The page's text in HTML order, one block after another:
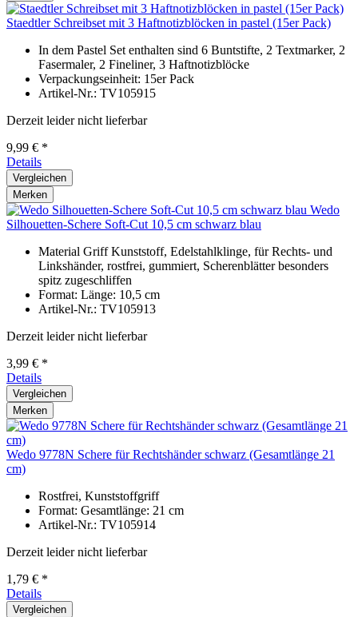
Staedtler Schreibset mit 3 Haftnotizblöcken in pastel (15er Pack)
In dem Pastel Set enthalten sind 6 Buntstifte, 2 Textmarker, 2
Fasermaler, 2 Fineliner, 3 Haftnotizblöcke
Verpackungseinheit: 15er Pack
Artikel-Nr.: TV105915
Derzeit leider nicht lieferbar
9,99 € *
Details
Vergleichen
Merken
Wedo
Silhouetten-Schere Soft-Cut 10,5 cm schwarz blau
Material Griff Kunststoff, Edelstahlklinge, für Rechts- und
Linkshänder, rostfrei, gummiert, Scherenblätter besonders
spitz zugeschliffen
Format: Länge: 10,5 cm
Artikel-Nr.: TV105913
Derzeit leider nicht lieferbar
3,99 € *
Details
Vergleichen
Merken
Wedo 9778N Schere für Rechtshänder schwarz (Gesamtlänge 21
cm)
Rostfrei, Kunststoffgriff
Format: Gesamtlänge: 21 cm
Artikel-Nr.: TV105914
Derzeit leider nicht lieferbar
1,79 € *
Details
Vergleichen